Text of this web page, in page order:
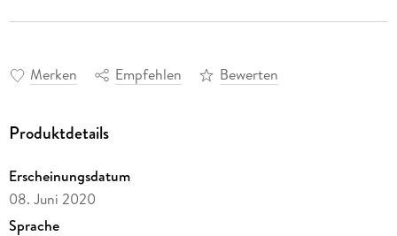
Merken Empfehlen Bewerten
Produktdetails
Erscheinungsdatum
08. Juni 2020
Sprache